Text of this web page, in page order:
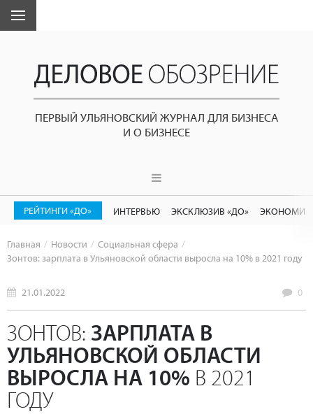
ПЕРВЫЙ УЛЬЯНОВСКИЙ ЖУРНАЛ ДЛЯ БИЗНЕСА
И О БИЗНЕСЕ
РЕЙТИНГИ «ДО» ИНТЕРВЬЮ ЭКСКЛЮЗИВ «ДО»
Главная Новости
Социальная сфера
Зонтов: зарплата в Ульяновской области выросла на 10% в 2021 году
21.01.2022 0
ЗОНТОВ: ЗАРПЛАТА В
УЛЬЯНОВСКОЙ ОБЛАСТИ
ВЫРОСЛА НА 10% В 2021
ГОДУ